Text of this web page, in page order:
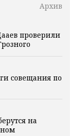
Архив
проверили
совещания по
на